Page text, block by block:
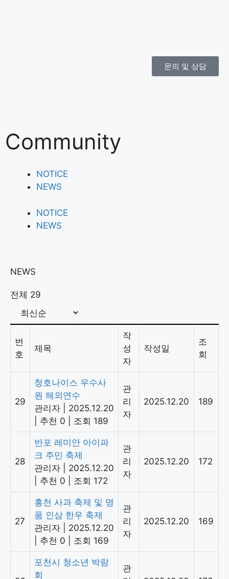
문의 및 상담
Community
NOTICE
NEWS
NOTICE
NEWS
NEWS
전체 29
번
호
제목
작
성
자
작성일
조
회
29
청호나이스 우수사
원 해외연수
관리자
2025.12.20
추천 0 조회 189
관
리
자
2025.12.20 189
28
반포 레미안 아이파
크 주민 축제
관리자
2025.12.20
추천 0 조회 172
관
리
자
2025.12.20 172
27
홍천 사과 축제 및 명
품 인삼 한우 축제
관리자
2025.12.20
추천 0 조회 169
관
리
자
2025.12.20 169
포천시 청소년 박람
회
관